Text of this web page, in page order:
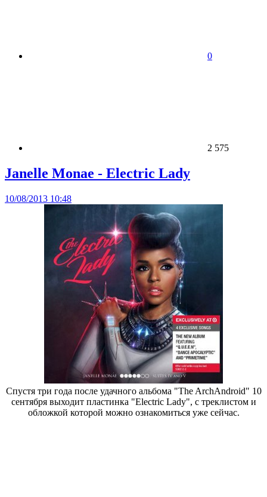
0
2 575
Janelle Monae - Electric Lady
10/08/2013 10:48
Спустя три года после удачного альбома "The ArchAndroid" 10
сентября выходит пластинка "Electric Lady", с треклистом и
обложкой которой можно ознакомиться уже сейчас.